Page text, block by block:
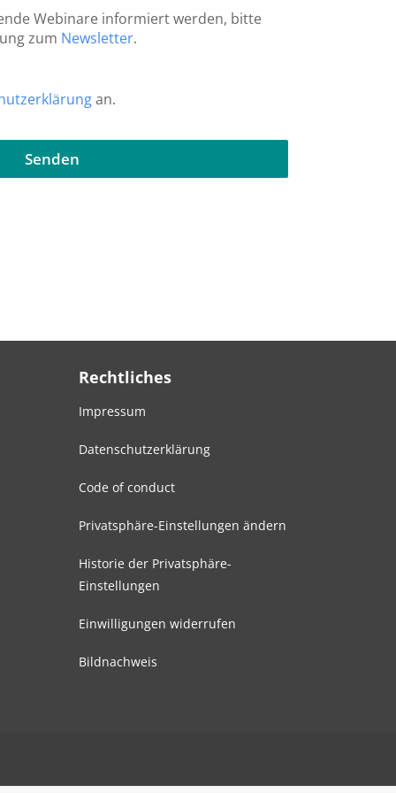
Webinare informiert werden, bitte
zum Newsletter.
an.
Senden
Rechtliches
Impressum
Datenschutzerklärung
Code of conduct
Privatsphäre-Einstellungen ändern
Historie der Privatsphäre-
Einstellungen
Einwilligungen widerrufen
Bildnachweis